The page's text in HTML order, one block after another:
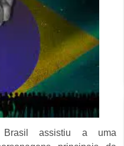
assistiu a uma